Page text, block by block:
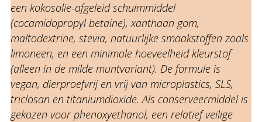
een kokosolie-afgeleid schuimmiddel
(cocamidopropyl betaine), xanthaan gom,
maltodextrine, stevia, natuurlijke smaakstoffen zoals
limoneen, en een minimale hoeveelheid kleurstof
(alleen in de milde muntvariant). De formule is
vegan, dierproefvrij en vrij van microplastics, SLS,
triclosan en titaniumdioxide. Als conserveermiddel is
gekozen voor phenoxyethanol, een relatief veilige